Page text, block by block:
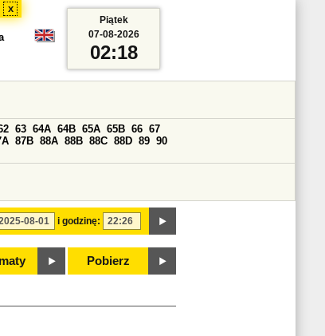
x
i godzinę:
63 64A 64B 65A 65B 66 67
87B 88A 88B 88C 88D 89 90
Pobierz
Piątek
07-08-2026
02:18